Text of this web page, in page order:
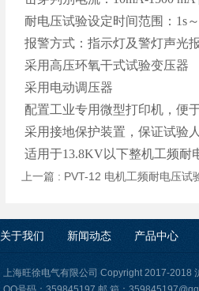
耐电压试验设定时间范围：1s
报警方式：指示灯及警灯声光
采用高压环氧干式试验变压器
采用电动调压器
配置工业专用微型打印机，便
采用接地保护装置，保证试验
适用于13.8KV以下整机工频耐
上一篇 : PVT-12 电机工频耐电压试
关于我们 新闻动态 产品中心
上海旺徐电气有限公司 Copyright 2017-2018